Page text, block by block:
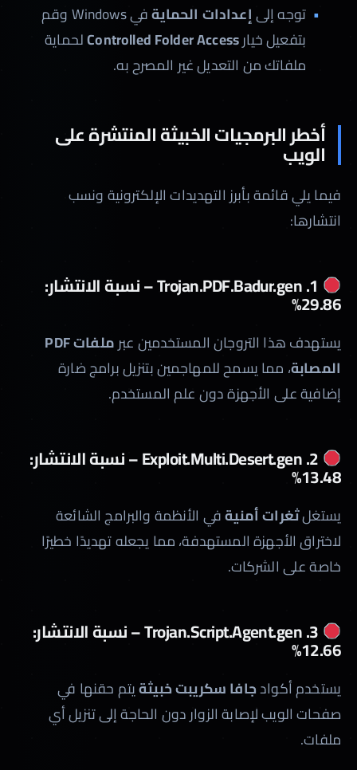
توجه إلىإعدادات الحماية
في Windows وقم
بتفعيل خيارControlled Folder Accessلحماية
ملفاتك من التعديل غير المصرح به.
أخطر البرمجيات الخبيثة المنتشرة على
الويب
فيما يلي قائمة بأبرز التهديدات الإلكترونية ونسب
انتشارها:
1. Trojan.PDF.Badur.gen – نسبة الانتشار:
29.86%
يستهدف هذا التروجان المستخدمين عبر
ملفات PDF
المصابة، مما يسمح للمهاجمين بتنزيل برامج ضارة
إضافية على الأجهزة دون علم المستخدم.
2. Exploit.Multi.Desert.gen – نسبة الانتشار:
13.48%
يستغلثغرات أمنيةفي الأنظمة والبرامج الشائعة
لاختراق الأجهزة المستهدفة، مما يجعله تهديدًا خطيرًا
خاصة على الشركات.
3. Trojan.Script.Agent.gen – نسبة الانتشار:
12.66%
يستخدم أكوادجافا سكريبت خبيثةيتم حقنها في
صفحات الويب لإصابة الزوار دون الحاجة إلى تنزيل أي
ملفات.